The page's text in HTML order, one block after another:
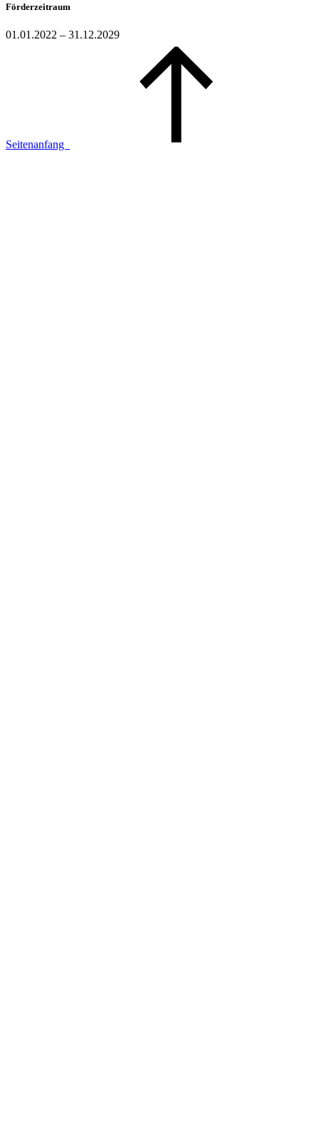
Förderzeitraum
01.01.2022 – 31.12.2029
Seitenanfang